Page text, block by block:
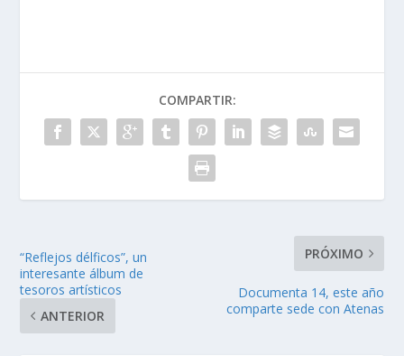
COMPARTIR:
“Reflejos délficos”, un
interesante álbum de
tesoros artísticos
ANTERIOR
PRÓXIMO
Documenta 14, este año
comparte sede con Atenas